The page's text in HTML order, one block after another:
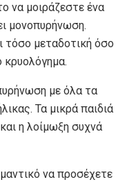
να μοιράζεστε ένα
μονοπυρήνωση.
τόσο μεταδοτική όσο
κρυολόγημα.
με όλα τα
Τα μικρά παιδιά
η λοίμωξη συχνά
να προσέχετε